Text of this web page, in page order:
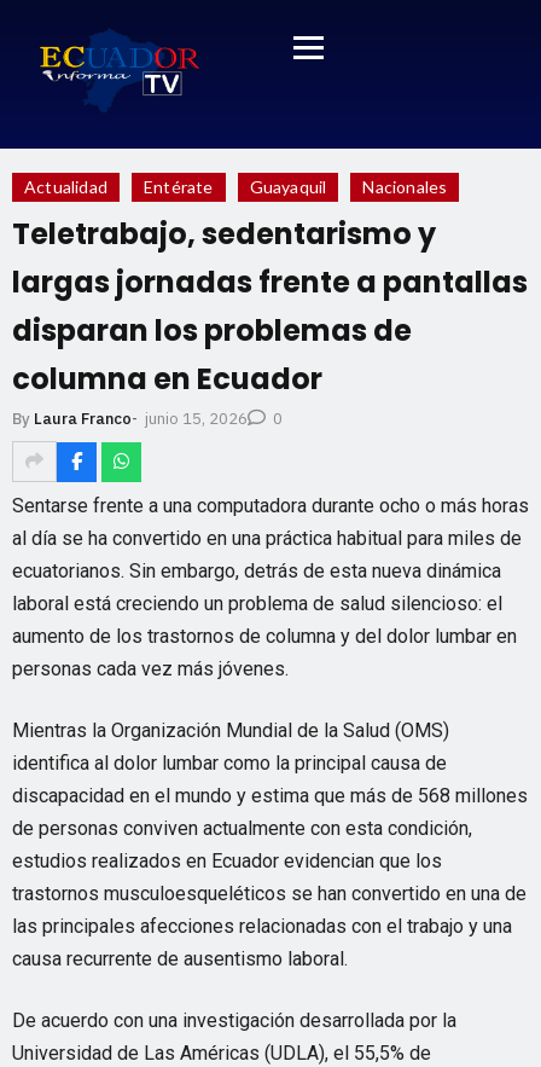
Actualidad Entérate Guayaquil Nacionales
Teletrabajo, sedentarismo y
largas jornadas frente a pantallas
disparan los problemas de
columna en Ecuador
By Laura Franco- junio 15, 2026 0
Sentarse frente a una computadora durante ocho o más horas
al día se ha convertido en una práctica habitual para miles de
ecuatorianos. Sin embargo, detrás de esta nueva dinámica
laboral está creciendo un problema de salud silencioso: el
aumento de los trastornos de columna y del dolor lumbar en
personas cada vez más jóvenes.
Mientras la Organización Mundial de la Salud (OMS)
identifica al dolor lumbar como la principal causa de
discapacidad en el mundo y estima que más de 568 millones
de personas conviven actualmente con esta condición,
estudios realizados en Ecuador evidencian que los
trastornos musculoesqueléticos se han convertido en una de
las principales afecciones relacionadas con el trabajo y una
causa recurrente de ausentismo laboral.
De acuerdo con una investigación desarrollada por la
Universidad de Las Américas (UDLA), el 55,5% de